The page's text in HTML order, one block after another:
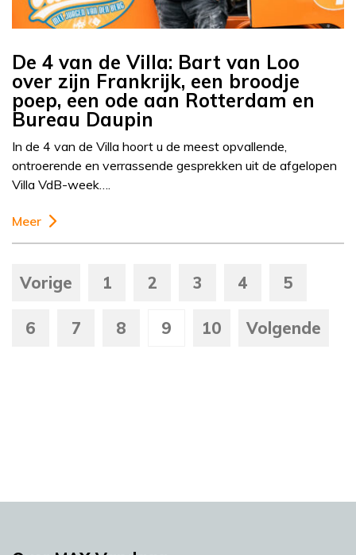
De 4 van de Villa: Bart van Loo
over zijn Frankrijk, een broodje
poep, een ode aan Rotterdam en
Bureau Daupin
In de 4 van de Villa hoort u de meest opvallende,
ontroerende en verrassende gesprekken uit de afgelopen
Villa VdB-week….
Meer
Vorige 1 2 3 4 5
6 7 8 9 10 Volgende